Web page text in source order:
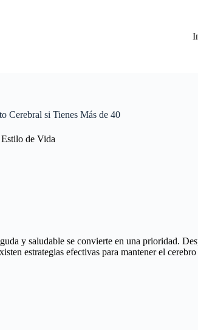
Cerebral si Tienes Más de 40
Estilo de Vida
y saludable se convierte en una prioridad.
estrategias efectivas para mantener el